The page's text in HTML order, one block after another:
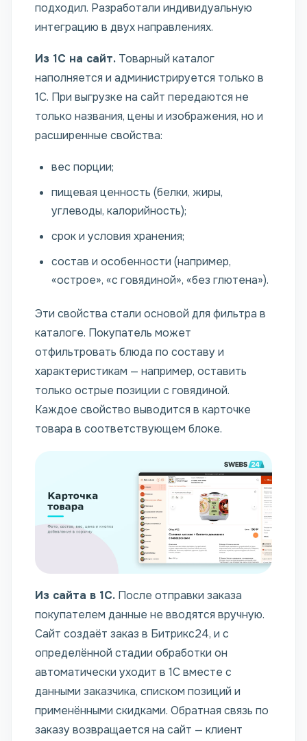
подходил. Разработали индивидуальную
интеграцию в двух направлениях.
Из 1С на сайт. Товарный каталог
наполняется и администрируется только в
1С. При выгрузке на сайт передаются не
только названия, цены и изображения, но и
расширенные свойства:
вес порции;
пищевая ценность (белки, жиры,
углеводы, калорийность);
срок и условия хранения;
состав и особенности (например,
«острое», «с говядиной», «без глютена»).
Эти свойства стали основой для фильтра в
каталоге. Покупатель может
отфильтровать блюда по составу и
характеристикам — например, оставить
только острые позиции с говядиной.
Каждое свойство выводится в карточке
товара в соответствующем блоке.
Из сайта в 1С. После отправки заказа
покупателем данные не вводятся вручную.
Сайт создаёт заказ в Битрикс24, и с
определённой стадии обработки он
автоматически уходит в 1С вместе с
данными заказчика, списком позиций и
применёнными скидками. Обратная связь по
заказу возвращается на сайт — клиент